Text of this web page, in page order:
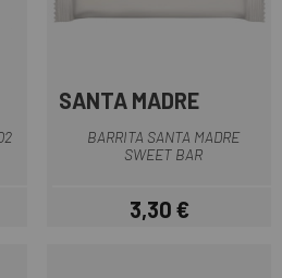
SANTA MADRE
BARRITA SANTA MADRE
SWEET BAR
Precio
3,30 €